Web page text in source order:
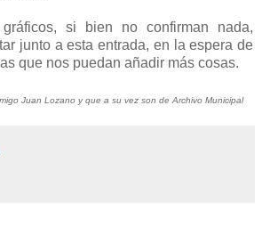
gráficos, si bien no confirman nada,
junto a esta entrada, en la espera de
que nos puedan añadir más cosas.
Juan Lozano y que a su vez son de Archivo Municipal